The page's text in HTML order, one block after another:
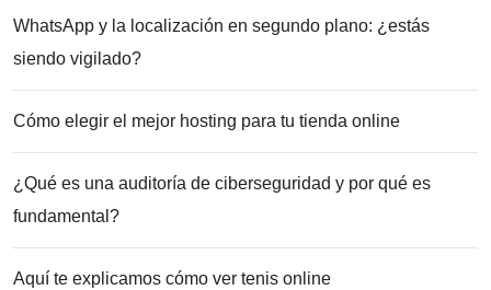
WhatsApp y la localización en segundo plano: ¿estás
siendo vigilado?
Cómo elegir el mejor hosting para tu tienda online
¿Qué es una auditoría de ciberseguridad y por qué es
fundamental?
Aquí te explicamos cómo ver tenis online